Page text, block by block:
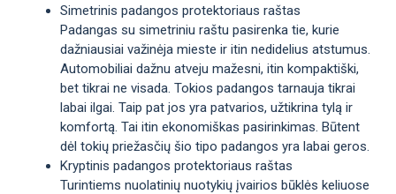
Simetrinis padangos protektoriaus raštas
Padangas su simetriniu raštu pasirenka tie, kurie
dažniausiai važinėja mieste ir itin nedidelius atstumus.
Automobiliai dažnu atveju mažesni, itin kompaktiški,
bet tikrai ne visada. Tokios padangos tarnauja tikrai
labai ilgai. Taip pat jos yra patvarios, užtikrina tylą ir
komfortą. Tai itin ekonomiškas pasirinkimas. Būtent
dėl tokių priežasčių šio tipo padangos yra labai geros.
Kryptinis padangos protektoriaus raštas
Turintiems nuolatinių nuotykių įvairios būklės keliuose